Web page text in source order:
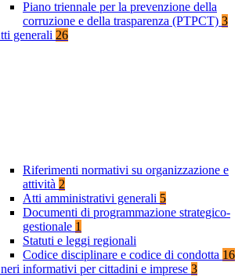
Piano triennale per la prevenzione della
corruzione e della trasparenza (PTPCT) 3
generali 26
Riferimenti normativi su organizzazione e
attività 2
Atti amministrativi generali 5
Documenti di programmazione strategico-
gestionale 1
Statuti e leggi regionali
Codice disciplinare e codice di condotta 16
informativi per cittadini e imprese 3